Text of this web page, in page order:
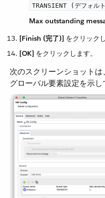
TRANSIENT (デフォル
Max outstanding
[Finish (完了)] をクリック
[OK] ​ をクリックします。
次のスクリーンショットは、​
グローバル要素設定を示し